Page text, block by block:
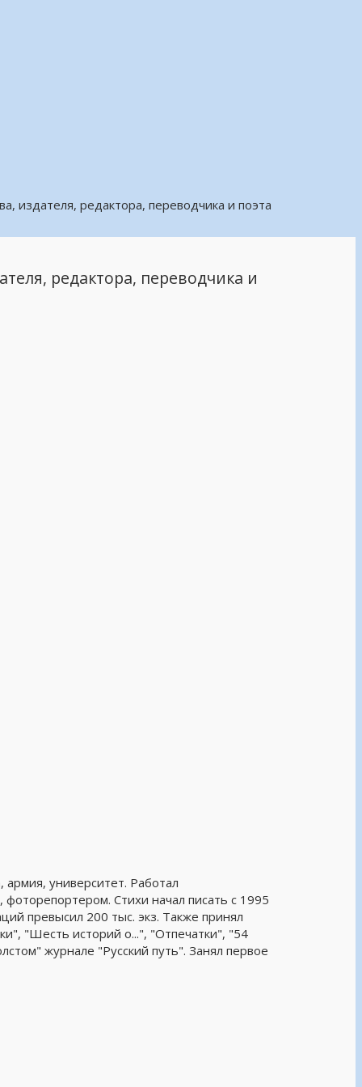
издателя, редактора, переводчика и поэта
редактора, переводчика и
университет. Работал
Стихи начал писать с 1995
превысил 200 тыс. экз. Также принял
"Шесть историй о...", "Отпечатки", "54
журнале "Русский путь". Занял первое